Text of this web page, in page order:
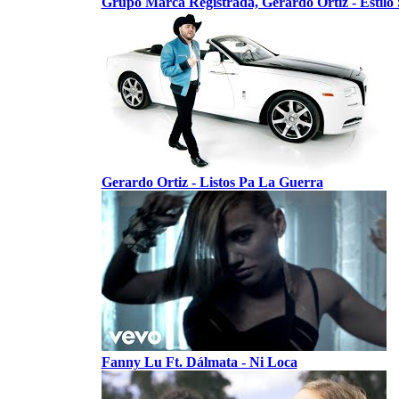
Gerardo Ortiz - Listos Pa La Guerra
Fanny Lu Ft. Dálmata - Ni Loca